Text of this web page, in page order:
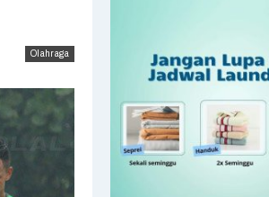
Olahraga